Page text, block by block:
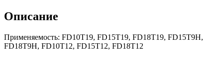
Описание
Применяемость: FD10T19, FD15T19, FD18T19, FD15T9H,
FD18T9H, FD10T12, FD15T12, FD18T12